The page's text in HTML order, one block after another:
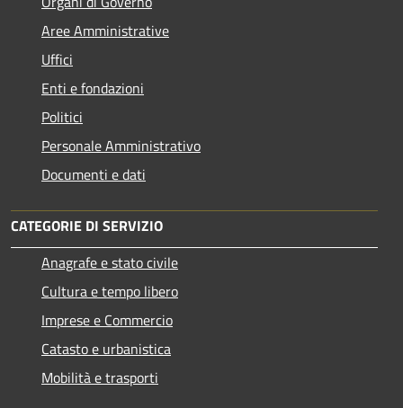
Aree Amministrative
Uffici
Enti e fondazioni
Politici
Personale Amministrativo
Documenti e dati
CATEGORIE DI SERVIZIO
Anagrafe e stato civile
Cultura e tempo libero
Imprese e Commercio
Catasto e urbanistica
Mobilità e trasporti